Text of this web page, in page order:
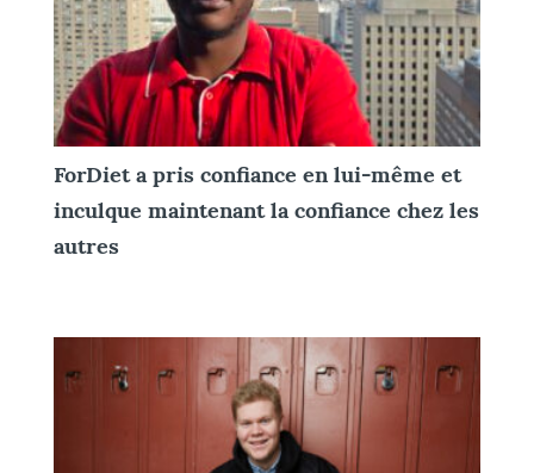
ForDiet a pris confiance en lui-même et
inculque maintenant la confiance chez les
autres